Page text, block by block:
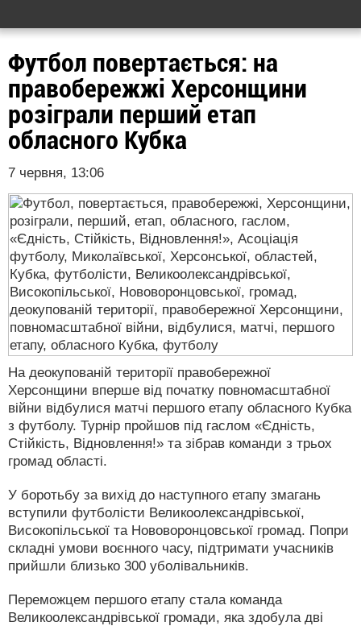
Футбол повертається: на
правобережжі Херсонщини
розіграли перший етап
обласного Кубка
7 червня, 13:06
На деокупованій території правобережної
Херсонщини вперше від початку повномасштабної
війни відбулися матчі першого етапу обласного Кубка
з футболу. Турнір пройшов під гаслом «Єдність,
Стійкість, Відновлення!» та зібрав команди з трьох
громад області.
У боротьбу за вихід до наступного етапу змагань
вступили футболісти Великоолександрівської,
Високопільської та Нововоронцовської громад. Попри
складні умови воєнного часу, підтримати учасників
прийшли близько 300 уболівальників.
Переможцем першого етапу стала команда
Великоолександрівської громади, яка здобула дві